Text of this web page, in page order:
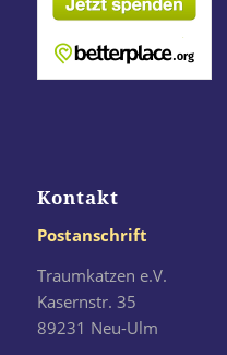
Kontakt
Postanschrift
Traumkatzen e.V.
Kasernstr. 35
89231 Neu-Ulm